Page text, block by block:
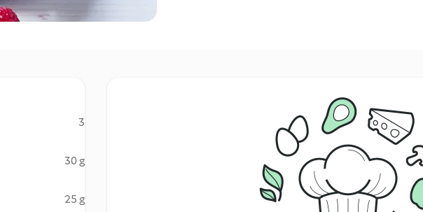
3
30 g
25 g